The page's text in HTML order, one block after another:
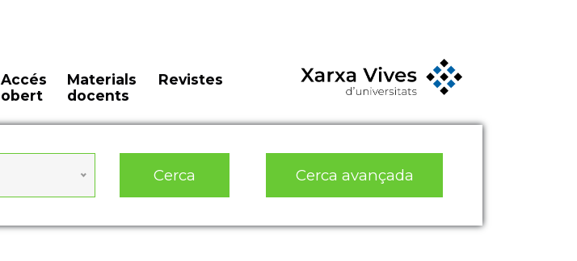
Accés
obert
Materials
docents
Revistes
Cerca Cerca avançada